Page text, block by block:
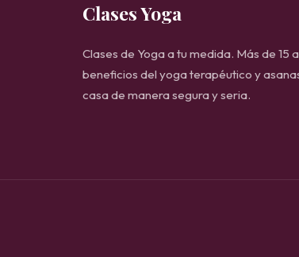
Clases Yoga
Clases de Yoga a tu medida. Más de 15
beneficios del yoga terapéutico y
casa de manera segura y seria.